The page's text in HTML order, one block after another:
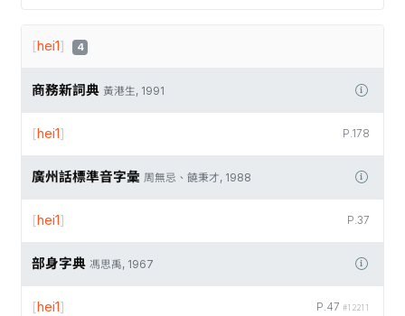
[hei1] 4
商務新詞典 黃港生, 1991
P.178
[hei1]
廣州話標準音字彙 周無忌、饒秉才, 1988
P.37
[hei1]
部身字典 馮思禹, 1967
P.47 #12211
[hei1]